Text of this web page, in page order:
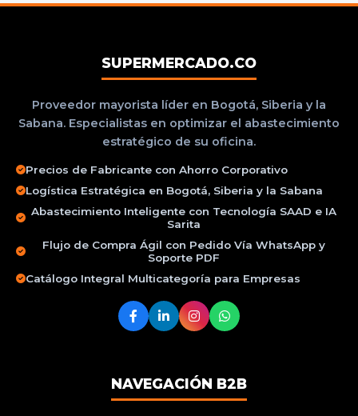
SUPERMERCADO.CO
Proveedor mayorista líder en Bogotá, Siberia y la
Sabana. Especialistas en optimizar el abastecimiento
estratégico de su oficina.
Precios de Fabricante con Ahorro Corporativo
Logística Estratégica en Bogotá, Siberia y la Sabana
Abastecimiento Inteligente con Tecnología SAAD e IA
Sarita
Flujo de Compra Ágil con Pedido Vía WhatsApp y
Soporte PDF
Catálogo Integral Multicategoría para Empresas
NAVEGACIÓN B2B